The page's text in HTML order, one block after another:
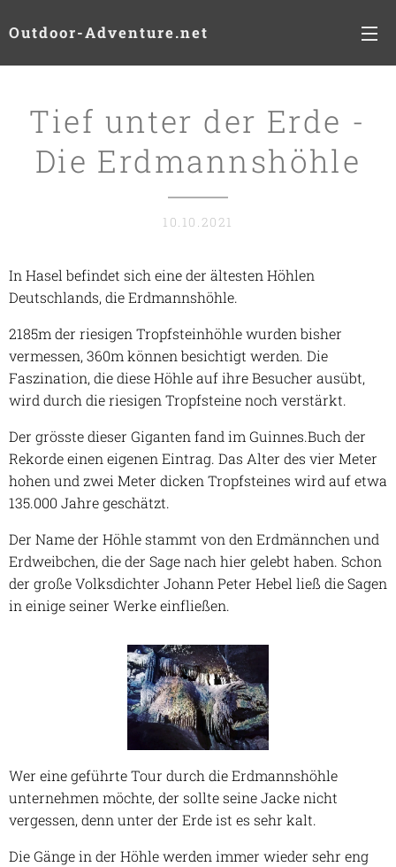
Outdoor-Adventure.net
Tief unter der Erde -
Die Erdmannshöhle
10.10.2021
In Hasel befindet sich eine der ältesten Höhlen
Deutschlands, die Erdmannshöhle.
2185m der riesigen Tropfsteinhöhle wurden bisher
vermessen, 360m können besichtigt werden. Die
Faszination, die diese Höhle auf ihre Besucher ausübt,
wird durch die riesigen Tropfsteine noch verstärkt.
Der grösste dieser Giganten fand im Guinnes.Buch der
Rekorde einen eigenen Eintrag. Das Alter des vier Meter
hohen und zwei Meter dicken Tropfsteines wird auf etwa
135.000 Jahre geschätzt.
Der Name der Höhle stammt von den Erdmännchen und
Erdweibchen, die der Sage nach hier gelebt haben. Schon
der große Volksdichter Johann Peter Hebel ließ die Sagen
in einige seiner Werke einfließen.
Wer eine geführte Tour durch die Erdmannshöhle
unternehmen möchte, der sollte seine Jacke nicht
vergessen, denn unter der Erde ist es sehr kalt.
Die Gänge in der Höhle werden immer wieder sehr eng